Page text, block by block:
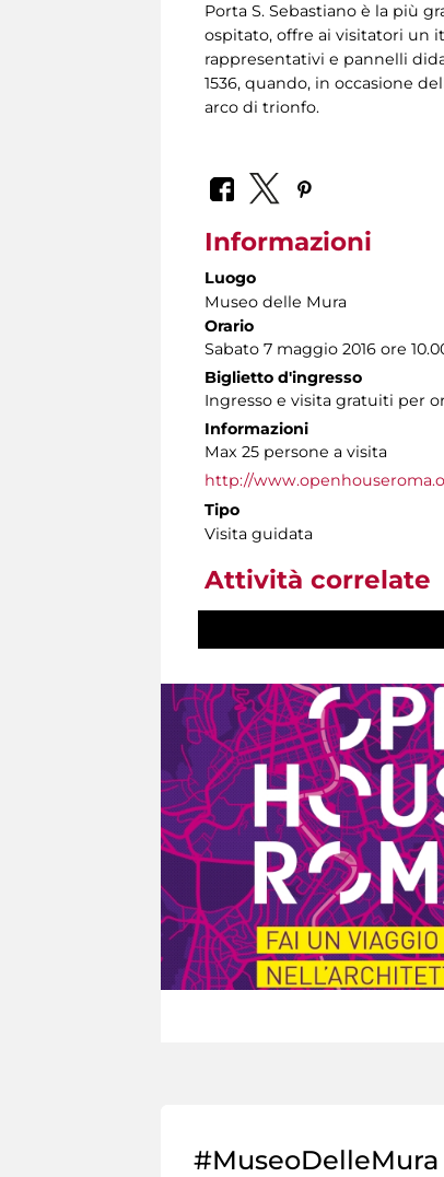
Porta S. Sebastiano è la più
ospitato, offre ai visitatori un
rappresentativi e pannelli
1536, quando, in occasione
arco di trionfo.
Informazioni
Luogo
Museo delle Mura
Orario
Sabato 7 maggio 2016 ore 10.00,
Biglietto d'ingresso
Ingresso e visita gratuiti per
Informazioni
Max 25 persone a visita
http://
Tipo
Visita guidata
Attività correlate
#MuseoDelleMura